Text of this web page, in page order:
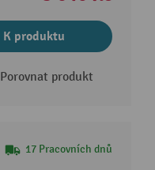
K produktu
Porovnat produkt
17 Pracovních dnů